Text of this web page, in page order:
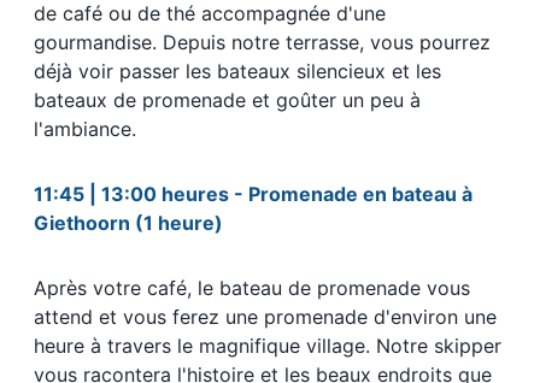
de café ou de thé accompagnée d'une
gourmandise. Depuis notre terrasse, vous pourrez
déjà voir passer les bateaux silencieux et les
bateaux de promenade et goûter un peu à
l'ambiance.
11:45 | 13:00 heures - Promenade en bateau à
Giethoorn (1 heure)
Après votre café, le bateau de promenade vous
attend et vous ferez une promenade d'environ une
heure à travers le magnifique village. Notre skipper
vous racontera l'histoire et les beaux endroits que